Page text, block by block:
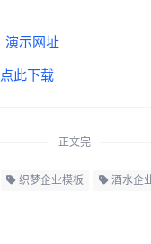
演示网址
点此下载
正文完
织梦企业模板 酒水企